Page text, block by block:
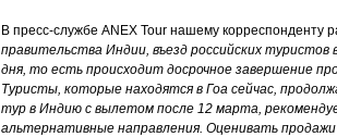
В пресс-службе ANEX Tour нашему корреспонденту
правительства Индии, въезд российских
дня, то есть происходит досрочное завершение
Туристы, которые находятся в Гоа сейчас,
тур в Индию с вылетом после 12 марта,
альтернативные направления. Оценивать